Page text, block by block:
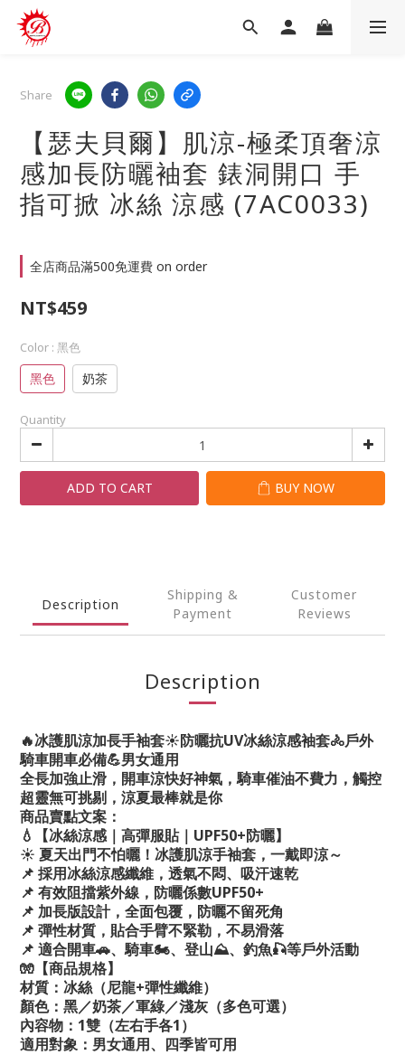
Share
【瑟夫貝爾】肌涼-極柔頂奢涼
感加長防曬袖套 錶洞開口 手
指可掀 冰絲 涼感 (7AC0033)
全店商品滿500免運費 on order
NT$459
Color : 黑色
黑色 奶茶
Quantity
ADD TO CART BUY NOW
Description
Shipping &
Payment
Customer
Reviews
Description
🔥冰護肌涼加長手袖套☀️防曬抗UV冰絲涼感袖套🚴戶外
騎車開車必備💪男女通用
全長加強止滑，開車涼快好神氣，騎車催油不費力，觸控
超靈無可挑剔，涼夏最棒就是你
商品賣點文案：
💧【冰絲涼感｜高彈服貼｜UPF50+防曬】
☀️ 夏天出門不怕曬！冰護肌涼手袖套，一戴即涼～
📌 採用冰絲涼感纖維，透氣不悶、吸汗速乾
📌 有效阻擋紫外線，防曬係數UPF50+
📌 加長版設計，全面包覆，防曬不留死角
📌 彈性材質，貼合手臂不緊勒，不易滑落
📌 適合開車🚗、騎車🏍️、登山⛰️、釣魚🎣等戶外活動
🧤【商品規格】
材質：冰絲（尼龍+彈性纖維）
顏色：黑／奶茶／軍綠／淺灰（多色可選）
內容物：1雙（左右手各1）
適用對象：男女通用、四季皆可用